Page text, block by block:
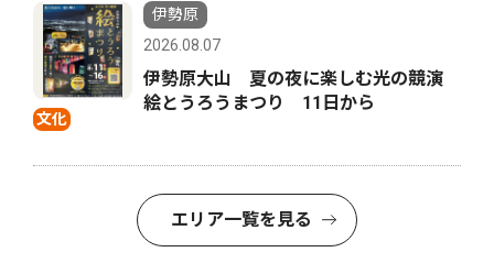
文化
伊勢原
2026.08.07
伊勢原大山 夏の夜に楽しむ光の競演
絵とうろうまつり 11日から
エリア一覧を見る